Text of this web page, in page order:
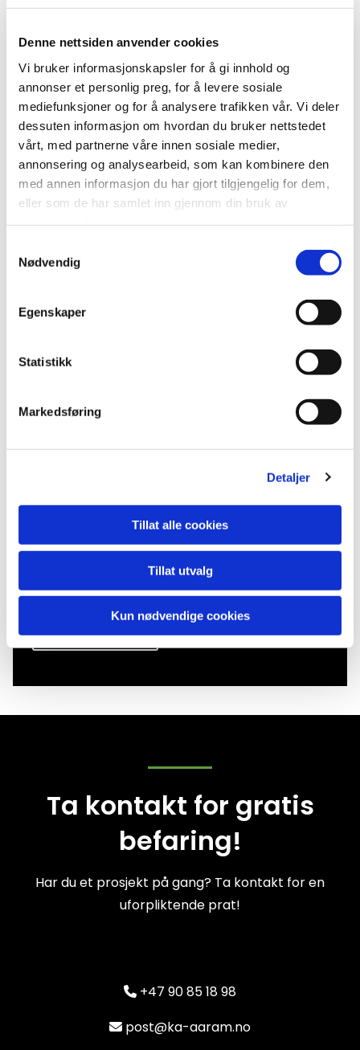
Denne nettsiden anvender cookies
Vi bruker informasjonskapsler for å gi innhold og
annonser et personlig preg, for å levere sosiale
mediefunksjoner og for å analysere trafikken vår. Vi deler
dessuten informasjon om hvordan du bruker nettstedet
vårt, med partnerne våre innen sosiale medier,
annonsering og analysearbeid, som kan kombinere den
med annen informasjon du har gjort tilgjengelig for dem,
eller som de har samlet inn gjennom din bruk av
Nødvendig
Egenskaper
Statistikk
Markedsføring
Detaljer
Tillat alle cookies
Tillat utvalg
Kun nødvendige cookies
et pent resultat.
Forskaling
beregnet av konsulent for ekstra sikkerhet.
Ta kontakt for gratis
befaring!
Har du et prosjekt på gang? Ta kontakt for en
uforpliktende prat!
 +47 90 85 18 98
 post@ka-aaram.no